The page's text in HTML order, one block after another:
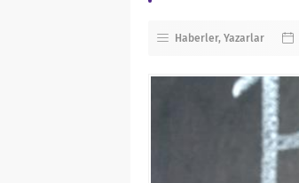
Haberler Yazarlar